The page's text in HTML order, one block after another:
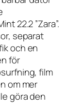
22.2 ”Zara”.
separat
och en
för
film
om mer
göra den